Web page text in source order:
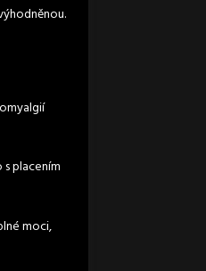
s placením
moci,